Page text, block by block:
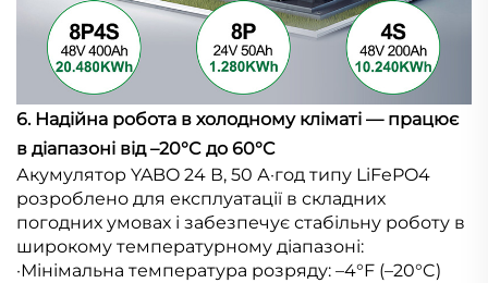
6. Надійна робота в холодному кліматі — працює
в діапазоні від –20°C до 60°C
Акумулятор YABO 24 В, 50 А·год типу LiFePO4
розроблено для експлуатації в складних
погодних умовах і забезпечує стабільну роботу в
широкому температурному діапазоні:
·Мінімальна температура розряду: –4°F (–20°C)